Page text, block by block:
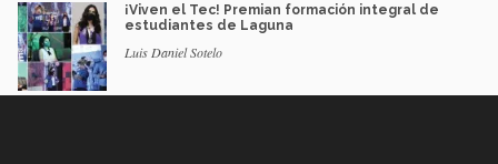
¡Viven el Tec! Premian formación integral de
estudiantes de Laguna
Luis Daniel Sotelo